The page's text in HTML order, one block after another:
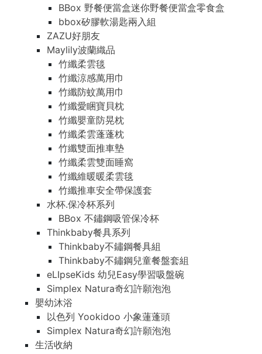
BBox 野餐便當盒迷你野餐便當盒零食盒
bbox矽膠軟湯匙兩入組
ZAZU好朋友
Maylily波蘭織品
竹纖柔雲毯
竹纖涼感萬用巾
竹纖防蚊萬用巾
竹纖愛睏寶貝枕
竹纖嬰童防晃枕
竹纖柔雲蓬蓬枕
竹纖雙面推車墊
竹纖柔雲雙面睡窩
竹纖維暖暖柔雲毯
竹纖推車安全帶保護套
水杯.保冷杯系列
BBox 不鏽鋼吸管保冷杯
Thinkbaby餐具系列
Thinkbaby不鏽鋼餐具組
Thinkbaby不鏽鋼兒童餐盤套組
eLIpseKids 幼兒Easy學習吸盤碗
Simplex Natura奇幻許願泡泡
嬰幼沐浴
以色列 Yookidoo 小象蓮蓬頭
Simplex Natura奇幻許願泡泡
生活收納